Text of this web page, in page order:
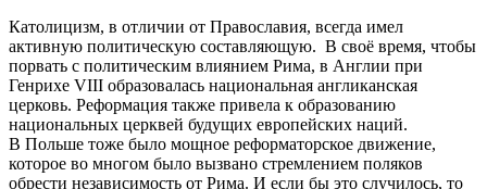
Католицизм, в отличии от Православия, всегда имел
активную политическую составляющую. В своё время, чтобы
порвать с политическим влиянием Рима, в Англии при
Генрихе VIII образовалась национальная англиканская
церковь. Реформация также привела к образованию
национальных церквей будущих европейских наций.
В Польше тоже было мощное реформаторское движение,
которое во многом было вызвано стремлением поляков
обрести независимость от Рима. И если бы это случилось, то